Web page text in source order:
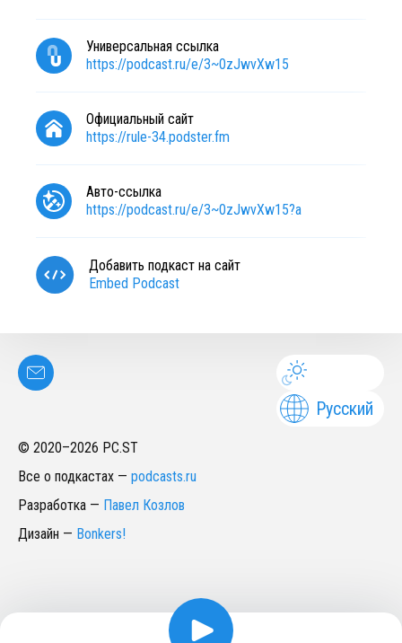
Универсальная ссылка
https://podcast.ru/e/3~0zJwvXw15
Официальный сайт
https://rule-34.podster.fm
Авто-ссылка
https://podcast.ru/e/3~0zJwvXw15?a
Добавить подкаст на сайт
Embed Podcast
Русский
© 2020–2026 PC.ST
Все о подкастах — podcasts.ru
Разработка — Павел Козлов
Дизайн — Bonkers!